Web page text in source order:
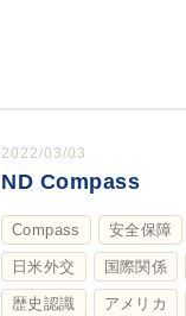
2022/03/03
ND Compass
Compass 安全保障
日米外交 国際関係
歴史認識 アメリカ